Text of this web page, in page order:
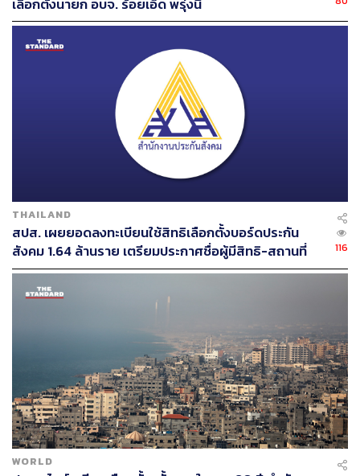
ขอเป็นเรือลำหน้าร่วมขบวนพรรคการเมืองฝ่าย
ประชาธิปไตย
นายจาตุรนต์กล่าวถึงบทบาทของพรรค ทษช. ว่า ประเมินดู
จะมีหลายพรรคแข่งขันกัน และไม่มีใครรู้ว่าผู้สมัครคนไหน
จะได้รับเลือกตั้ง นักการเมืองเก่าในอดีตก็มักจะสอบตก
มากกว่า 30% ขณะที่นักการเมืองใหม่เคยประสบความสำเร็จ
มาแล้วหลายครั้ง
“เราเห็นว่ารัฐธรรมนูญนี้ทำให้ขบวนเรือที่จะเดินไปสู่
ประชาธิปไตย ถ้าเป็นเรือลำใหญ่มากก็อาจจะติดปัญหา เราก็
เลือกตั้งนายก อบจ. ร้อยเอ็ด พรุ่งนี้
THAILAND
สปส. เผยยอดลงทะเบียนใช้สิทธิเลือกตั้งบอร์ดประกัน
สังคม 1.64 ล้านราย เตรียมประกาศชื่อผู้มีสิทธิ-สถานที่
เลือกตั้ง 10 ส.ค. นี้
116
WORLD